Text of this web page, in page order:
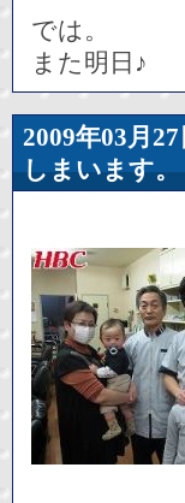
では。
また明日♪
2009年03
しまいます。